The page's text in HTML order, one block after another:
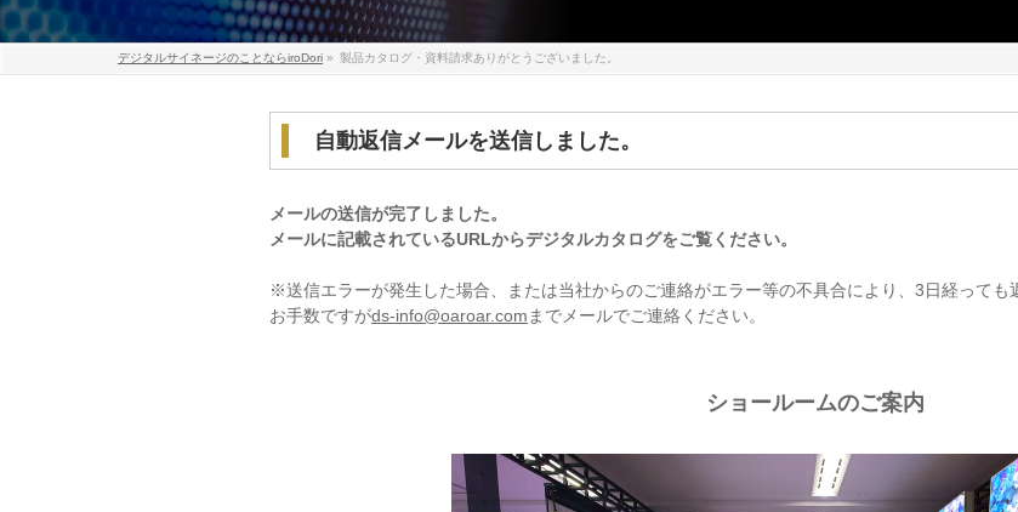
デジタルサイネージのことならiroDori » 製品カタログ・資料請求ありがとうございました。
自動返信メールを送信しました。
メールの送信が完了しました。
メールに記載されているURLからデジタルカタログをご覧ください。
※送信エラーが発生した場合、または当社からのご連絡がエラー等の不具合により、3日経っても
お手数ですがds-info@oaroar.com までメールでご連絡ください。
ショールームのご案内